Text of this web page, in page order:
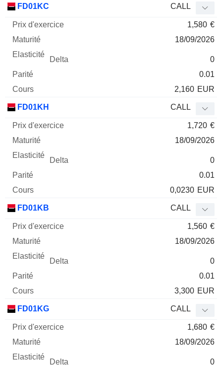
FD01KC CALL
1,580 €
18/09/2026
0
0.01
2,160 EUR
FD01KH CALL
1,720 €
18/09/2026
0
0.01
0,0230 EUR
FD01KB CALL
1,560 €
18/09/2026
0
0.01
3,300 EUR
FD01KG CALL
1,680 €
18/09/2026
0